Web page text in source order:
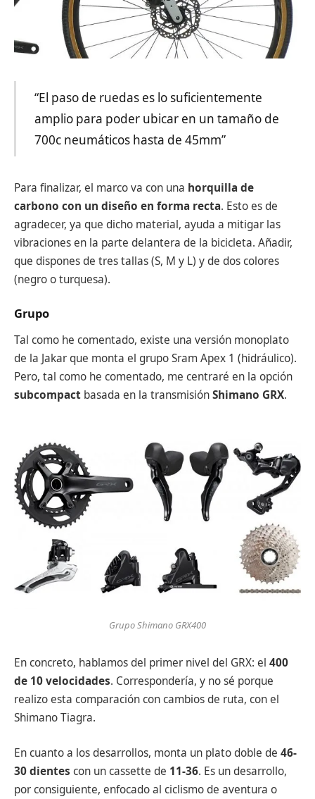
“El paso de ruedas es lo suficientemente
amplio para poder ubicar en un tamaño de
700c neumáticos hasta de 45mm”
Para finalizar, el marco va con una horquilla de
carbono con un diseño en forma recta. Esto es de
agradecer, ya que dicho material, ayuda a mitigar las
vibraciones en la parte delantera de la bicicleta. Añadir,
que dispones de tres tallas (S, M y L) y de dos colores
(negro o turquesa).
Grupo
Tal como he comentado, existe una versión monoplato
de la Jakar que monta el grupo Sram Apex 1 (hidráulico).
Pero, tal como he comentado, me centraré en la opción
subcompact basada en la transmisiónShimano GRX.
Grupo Shimano GRX400
En concreto, hablamos del primer nivel del GRX: el 400
de 10 velocidades. Correspondería, y no sé porque
realizo esta comparación con cambios de ruta, con el
Shimano Tiagra.
En cuanto a los desarrollos, monta un plato doble de 46-
30 dientes con un cassette de 11-36. Es un desarrollo,
por consiguiente, enfocado al ciclismo de aventura o